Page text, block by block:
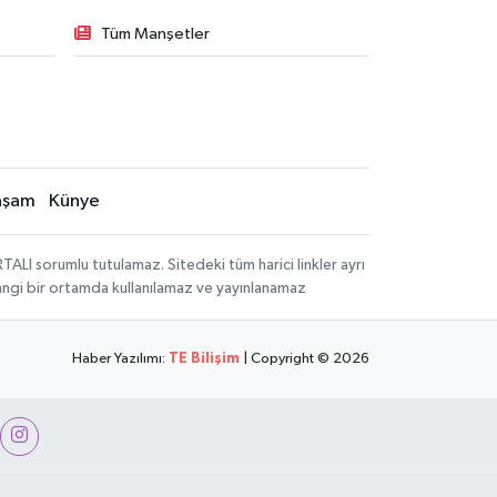
Tüm Manşetler
Künye
sorumlu tutulamaz. Sitedeki tüm harici linkler ayrı
bir ortamda kullanılamaz ve yayınlanamaz
Haber Yazılımı: TE Bilişim | Copyright © 2026